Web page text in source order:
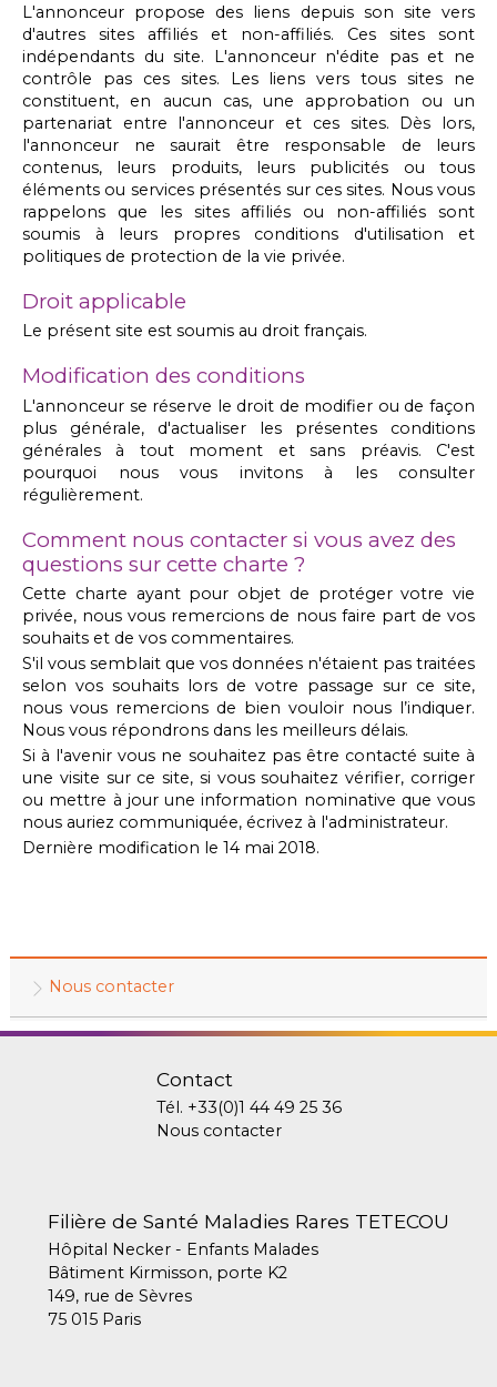
L'annonceur propose des liens depuis son site vers
d'autres sites affiliés et non-affiliés. Ces sites sont
indépendants du site. L'annonceur n'édite pas et ne
contrôle pas ces sites. Les liens vers tous sites ne
constituent, en aucun cas, une approbation ou un
partenariat entre l'annonceur et ces sites. Dès lors,
l'annonceur ne saurait être responsable de leurs
contenus, leurs produits, leurs publicités ou tous
éléments ou services présentés sur ces sites. Nous vous
rappelons que les sites affiliés ou non-affiliés sont
soumis à leurs propres conditions d'utilisation et
politiques de protection de la vie privée.
Droit applicable
Le présent site est soumis au droit français.
Modification des conditions
L'annonceur se réserve le droit de modifier ou de façon
plus générale, d'actualiser les présentes conditions
générales à tout moment et sans préavis. C'est
pourquoi nous vous invitons à les consulter
régulièrement.
Comment nous contacter si vous avez des
questions sur cette charte ?
Cette charte ayant pour objet de protéger votre vie
privée, nous vous remercions de nous faire part de vos
souhaits et de vos commentaires.
S'il vous semblait que vos données n'étaient pas traitées
selon vos souhaits lors de votre passage sur ce site,
nous vous remercions de bien vouloir nous l’indiquer.
Nous vous répondrons dans les meilleurs délais.
Si à l'avenir vous ne souhaitez pas être contacté suite à
une visite sur ce site, si vous souhaitez vérifier, corriger
ou mettre à jour une information nominative que vous
nous auriez communiquée, écrivez à l'administrateur.
Dernière modification le 14 mai 2018.
Nous contacter
Contact
Tél. +33(0)1 44 49 25 36
Nous contacter
Filière de Santé Maladies Rares TETECOU
Hôpital Necker - Enfants Malades
Bâtiment Kirmisson, porte K2
149, rue de Sèvres
75 015 Paris